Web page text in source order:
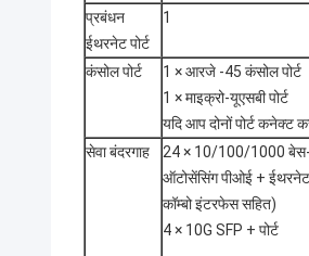
प्रबंधन
ईथरनेट पोर्ट
1
कंसोल पोर्ट
1 × आरजे -45 कंसोल पोर्ट
1 × माइक्रो-यूएसबी पोर्ट
यदि आप दोनों पोर्ट कनेक्ट
सेवा बंदरगाह
24 × 10/100/1000
ऑटोसेंसिंग पीओई + ईथरनेट
कॉम्बो इंटरफेस सहित)
4 × 10G SFP + पोर्ट